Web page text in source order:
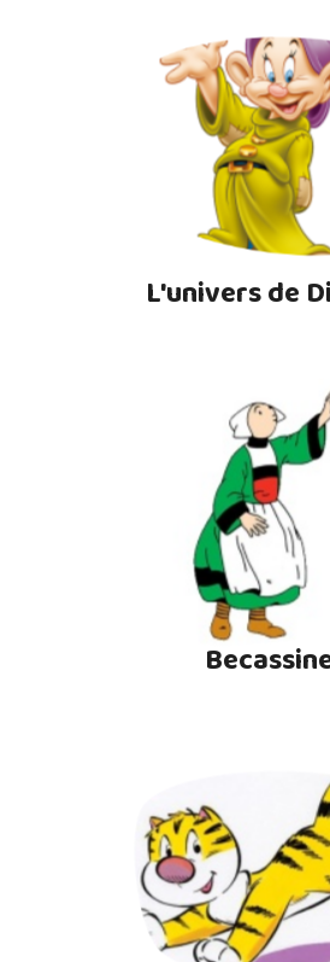
L'univers de